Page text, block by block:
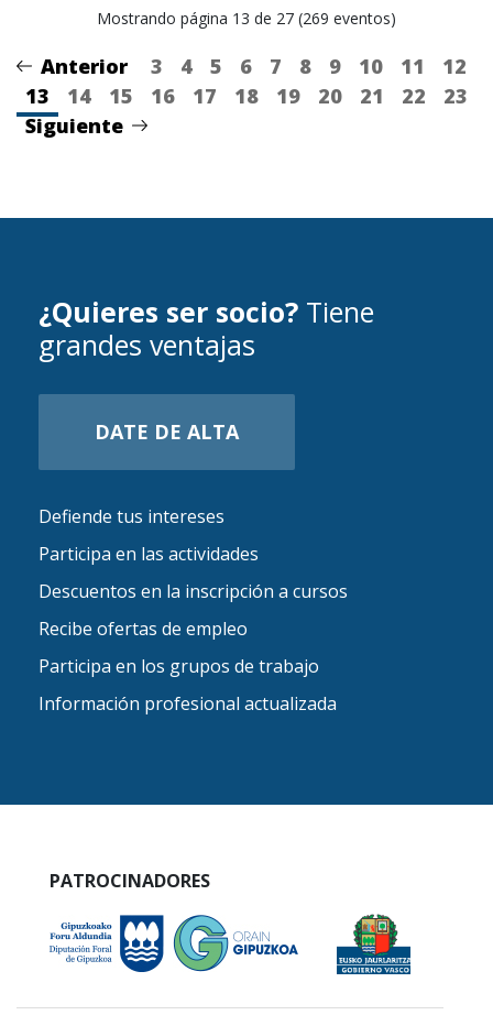
Mostrando página 13 de 27 (269 eventos)
Anterior 3 4 5 6 7 8 9 10 11
12
13
14 15 16 17 18 19 20 21 22
23
Siguiente
¿Quieres ser socio? Tiene
grandes ventajas
DATE DE ALTA
Defiende tus intereses
Participa en las actividades
Descuentos en la inscripción a cursos
Recibe ofertas de empleo
Participa en los grupos de trabajo
Información profesional actualizada
PATROCINADORES